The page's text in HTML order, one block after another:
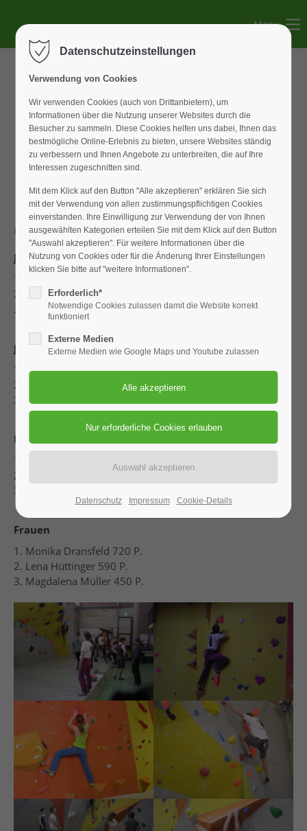
Der Eintrag "offcanvas-col2" existiert leider nicht.
Der Eintrag "offcanvas-col3" existiert leider nicht.
Der Eintrag "offcanvas-col4" existiert leider nicht.
Menu
Campus Boulder Cup 2018
Jugend U18, männlich
1. Smeerdik Joshua 590 P.
2. Wössner Nico 460 P.
3. Pöppl Lars 400 P.
Jugend U18, weiblich
1. Johanna Schramm 590 P.
2. Luisa Lederer 420 P.
3. Selina Otter 370 P.
Männer
1. Ruthingsdorfer Michael 790 P.(1 Flash mehr)
2. Raab Jacob 790 P.
3. Jäger Thilo 750 P.
Frauen
1. Monika Dransfeld 720 P.
2. Lena Hüttinger 590 P.
3. Magdalena Müller 450 P.
Datenschutzeinstellungen
Verwendung von Cookies
Wir verwenden Cookies (auch von Drittanbietern), um
Informationen über die Nutzung unserer Websites durch die
Besucher zu sammeln. Diese Cookies helfen uns dabei, Ihnen das
bestmögliche Online-Erlebnis zu bieten, unsere Websites ständig
zu verbessern und Ihnen Angebote zu unterbreiten, die auf Ihre
Interessen zugeschnitten sind.
Mit dem Klick auf den Button "Alle akzeptieren" erklären Sie sich
mit der Verwendung von allen zustimmungspflichtigen Cookies
einverstanden. Ihre Einwilligung zur Verwendung der von Ihnen
ausgewählten Kategorien erteilen Sie mit dem Klick auf den Button
"Auswahl akzeptieren". Für weitere Informationen über die
Nutzung von Cookies oder für die Änderung Ihrer Einstellungen
klicken Sie bitte auf "weitere Informationen".
Erforderlich*
Notwendige Cookies zulassen damit die Website korrekt
funktioniert
Externe Medien
Externe Medien wie Google Maps und Youtube zulassen
Datenschutz Impressum Cookie-Details